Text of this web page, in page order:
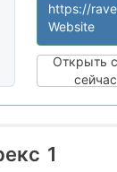
Оффшорное
https://
Website
Открыть
сейчас
1